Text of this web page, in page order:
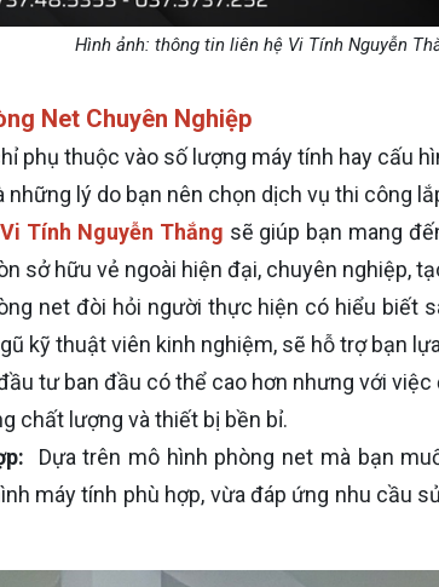
Hình ảnh: thông tin liên hệ Vi Tính Nguyễn
Net Chuyên Nghiệp
phụ thuộc vào số lượng máy tính hay cấu
những lý do bạn nên chọn dịch vụ thi công
Vi Tính Nguyễn Thắng sẽ giúp bạn mang
sở hữu vẻ ngoài hiện đại, chuyên nghiệp,
net đòi hỏi người thực hiện có hiểu biết
kỹ thuật viên kinh nghiệm, sẽ hỗ trợ bạn
tư ban đầu có thể cao hơn nhưng với
chất lượng và thiết bị bền bỉ.
Dựa trên mô hình phòng net mà bạn
máy tính phù hợp, vừa đáp ứng nhu cầu